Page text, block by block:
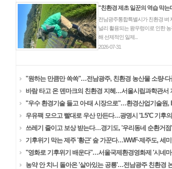
"친환경 제초 일꾼의 역습 막
전남광주통합특별시가 친환경 벼
널리 활용되는 왕우렁이로 인한
해 선제적인 일제...
2026-07-31
"원하는 만큼만 쏙쏙"…전남광주, 친환경 농산물 소량·
바람 타고 온 덴마크의 친환경 지혜…서울시립과학관서
"우수 환경기술 들고 아·태 시장으로"…환경산업기술원,
우유팩 모으고 빨대로 우산 만든다…광명시 '1.5℃ 기후
쓰레기 줄이고 보상 받는다…경기도, '우리동네 순환거점
기후위기 막는 제주 '황근' 숲 가꾼다…WWF·제주도, 세
"영화로 기후위기 배운다"…서울국제환경영화제 '시네마
농약 안 치니 돌아온 '살아있는 공룡'…전남광주 친환경